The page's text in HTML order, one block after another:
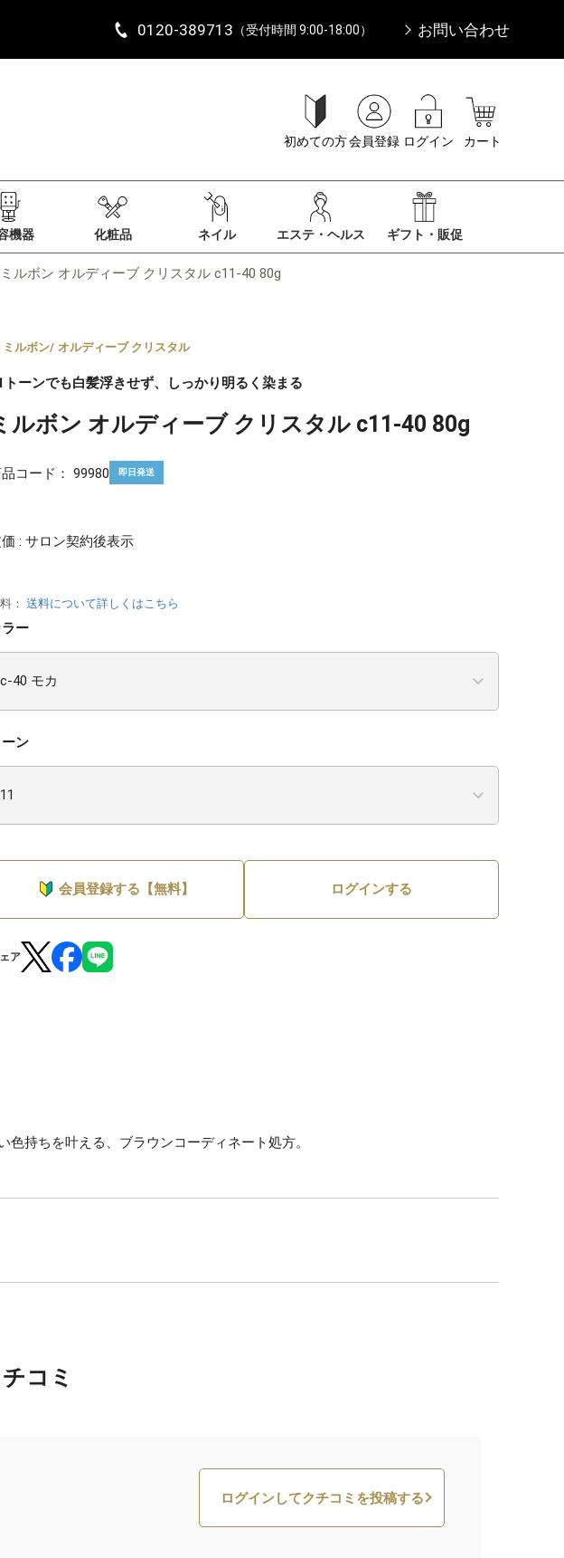
0120-389713 （受付時間 9:00-18:00） お問い合わせ
初めての方会員登録 ログイン カート
機器 化粧品 ネイル エステ・ヘルス ギフト・販促
ミルボン オルディーブ クリスタル c11-40 80g
ミルボン/ オルディーブ クリスタル
トーンでも白髪浮きせず、しっかり明るく染まる
ルボン オルディーブ クリスタル c11-40 80g
コード： 99980 即日発送
: サロン契約後表示
： 送料について詳しくはこちら
ー
ーン
会員登録する【無料】 ログインする
ア
持ちを叶える、ブラウンコーディネート処方。
コミ
ログインしてクチコミを投稿する